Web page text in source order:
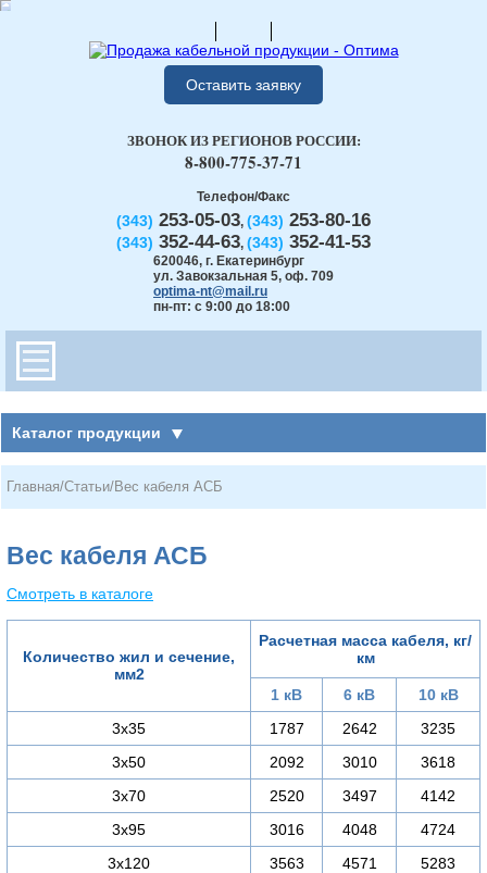
Оставить заявку
Телефон/Факс
(343) 253-05-03, (343) 253-80-16
(343) 352-44-63, (343) 352-41-53
620046, г. Екатеринбург
ул. Завокзальная 5, оф. 709
optima-nt@mail.ru
пн-пт: с 9:00 до 18:00
ЗВОНОК ИЗ РЕГИОНОВ РОССИИ:
8-800-775-37-71
Каталог продукции
Главная/Статьи/Вес кабеля АСБ
Вес кабеля АСБ
Смотреть в каталоге
Количество жил и сечение,
мм2
Расчетная масса кабеля, кг/
км
1 кВ 6 кВ
10 кВ
3х35
1787 2642
3235
3х50
2092 3010
3618
3х70
2520 3497
4142
3х95
3016 4048
4724
3х120
3563 4571
5283